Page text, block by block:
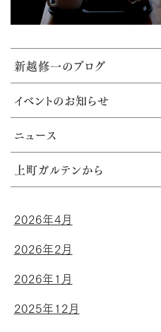
新越修一のブログ
イベントのお知らせ
ニュース
上町ガルテンから
2026年4月
2026年2月
2026年1月
2025年12月